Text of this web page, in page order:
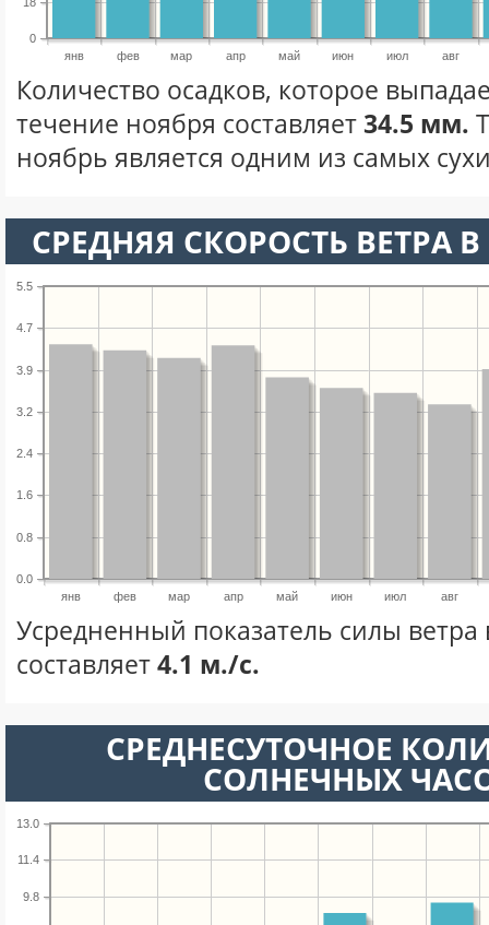
янв фев мар апр май июн июл авг
0
Количество осадков, которое
течение ноября составляет34.5 мм.
ноябрь является одним из самых
СРЕДНЯЯ СКОРОСТЬ ВЕТРА
янв фев мар апр май июн июл авг
0.0
0.8
1.6
2.4
3.2
3.9
4.7
5.5
Усредненный показатель силы ветра
составляет4.1 м./с.
СРЕДНЕСУТОЧНОЕ
СОЛНЕЧНЫХ
9.8
11.4
13.0